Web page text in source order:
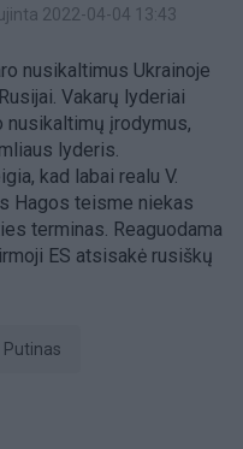
2022-04-04 13:43
nusikaltimus Ukrainoje
Vakarų lyderiai
nusikaltimų įrodymus,
lyderis.
kad labai realu V.
Hagos teisme niekas
terminas. Reaguodama
ES atsisakė rusiškų
Putinas